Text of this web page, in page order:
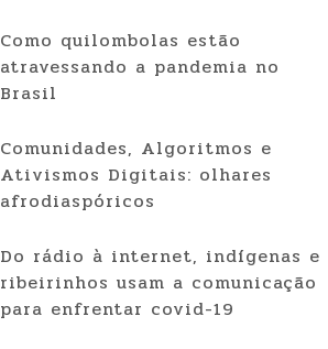
Como quilombolas estão
atravessando a pandemia no
Brasil
Comunidades, Algoritmos e
Ativismos Digitais: olhares
afrodiaspóricos
Do rádio à internet, indígenas e
ribeirinhos usam a comunicação
para enfrentar covid-19